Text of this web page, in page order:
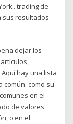
trading de
sus resultados
dejar los
hay una lista
común: como su
en el
de valores
o en el